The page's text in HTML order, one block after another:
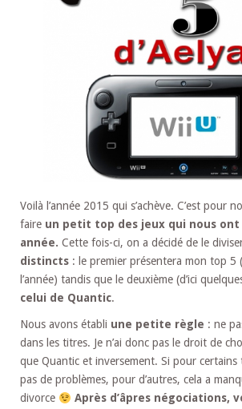
Voilà l’année 2015 qui s’achève. C’est pour
faire un petit top des jeux qui nous
année. Cette fois-ci, on a décidé de le
distincts : le premier présentera mon top 5
l’année) tandis que le deuxième (d’ici
celui de Quantic.
Nous avons établi une petite règle : ne
dans les titres. Je n’ai donc pas le droit de
que Quantic et inversement. Si pour certains
pas de problèmes, pour d’autres, cela a
divorce
Après d’âpres négociations,